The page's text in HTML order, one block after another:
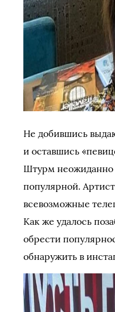
Не добившись
и оставшись
Штурм неожиданно
популярной.
всевозможные
Как же удалось
обрести
обнаружить в